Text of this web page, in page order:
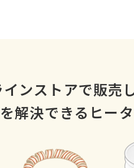
ンストアで販売
解決できるヒー